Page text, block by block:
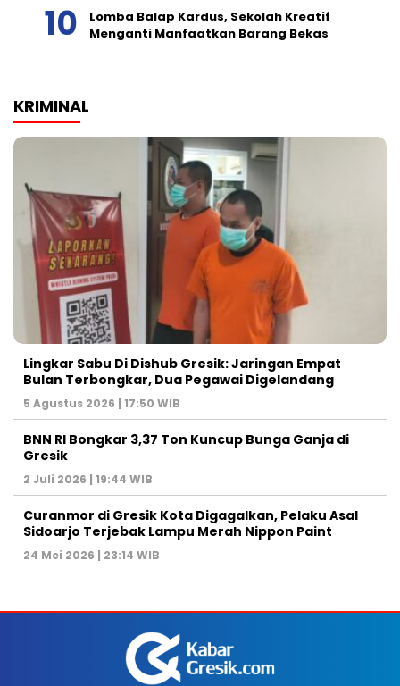
Lomba Balap Kardus, Sekolah Kreatif
Menganti Manfaatkan Barang Bekas
KRIMINAL
Lingkar Sabu Di Dishub Gresik: Jaringan Empat
Bulan Terbongkar, Dua Pegawai Digelandang
5 Agustus 2026 | 17:50 WIB
BNN RI Bongkar 3,37 Ton Kuncup Bunga Ganja di
Gresik
2 Juli 2026 | 19:44 WIB
Curanmor di Gresik Kota Digagalkan, Pelaku Asal
Sidoarjo Terjebak Lampu Merah Nippon Paint
24 Mei 2026 | 23:14 WIB